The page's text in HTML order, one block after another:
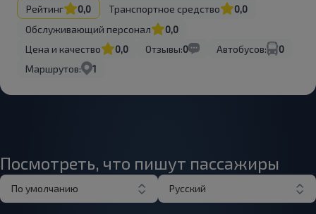
Рейтинг 0,0 Транспортное средство
0,0
Обслуживающий персонал
0,0
Цена и качество
0,0 Отзывы:0 Автобусов:
0
Маршрутов:
1
Посмотреть, что пишут пассажиры
По умолчанию Русский